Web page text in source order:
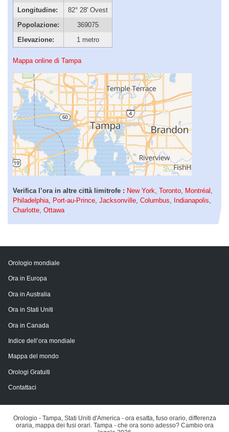
Longitudine:
82° 28' Ovest
Popolazione:
369075
Elevazione:
1 metro
Mappa online di Tampa
Verifica l’ora in altre città limitrofe : New York, Toronto, Montréal ,
Philadelphia, Port-au-Prince, Jacksonville, Columbus, Indianapolis,
Charlotte, Ottawa
Orologio mondiale
Ora in Europa
Ora in Australia
Ora in Stati Uniti
Ora in Canada
Indice dell’ora mondiale
Mappa del mondo
Orologi Gratuiti
Contattaci
Orologio - Tampa, Stati Uniti d'America - ora esatta, fuso orario, differenza
oraria, mappa dei fusi orari. Tampa - che ora sono adesso? Cambio ora